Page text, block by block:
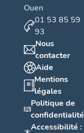
Ouen
01 53 85 59
93
Nous
contacter
Aide
Mentions
légales
Politique de
confidentialité
Accessibilité :